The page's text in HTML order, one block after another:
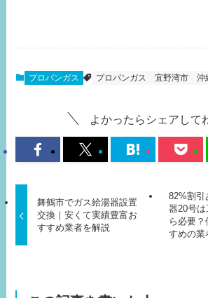
プロパンガス プロパンガス 宜野湾市 沖
よかったらシェアして
舞鶴市でガス給湯器設置
交換｜安くて実績豊富お
すすめ業者を解説
82%割引
器20号は
ら必要
すめの業